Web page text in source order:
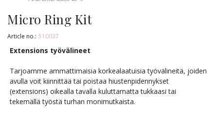
Micro Ring Kit
Article no.: 510037
Extensions työvälineet
Tarjoamme ammattimaisia korkealaatuisia työvälineitä, joiden
avulla voit kiinnittää tai poistaa hiustenpidennykset
(extensions) oikealla tavalla kuluttamatta tukkaasi tai
tekemällä työstä turhan monimutkaista.